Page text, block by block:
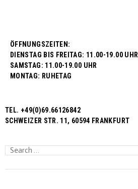
TEL. +49(0)69.66126842
SCHWEIZER STR. 11, 60594 FRANKFURT
ÖFFNUNGSZEITEN:
DIENSTAG BIS FREITAG: 11.00-19.00 UHR
SAMSTAG: 11.00-19.00 UHR
MONTAG: RUHETAG